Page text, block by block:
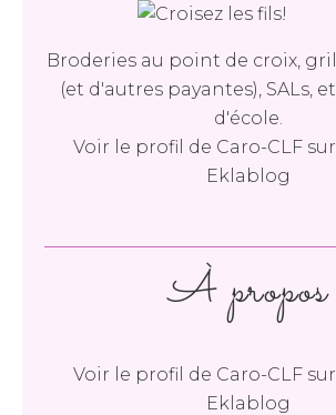
Broderies au point de croix,
(et d'autres payantes), SALs,
d'école.
Voir le profil de Caro-CLFsur
Eklablog
À propos
Voir le profil de Caro-CLFsur
Eklablog